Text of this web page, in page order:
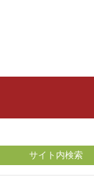
サイト内検索